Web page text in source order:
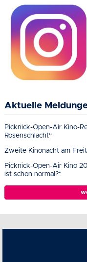
Aktuelle
Picknick-Open-Air Kino-
Rosenschlacht“
Zweite Kinonacht am
Picknick-Open-Air Kino
ist schon normal?“